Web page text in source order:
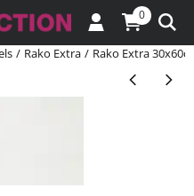
0
/ Rako Extra / Rako Extra